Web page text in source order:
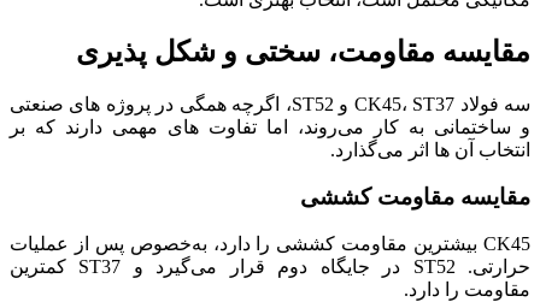
مقایسه مقاومت، سختی و شکل‌ پذیری
سه فولاد CK45، ST37 و ST52، اگرچه همگی در پروژه‌ های صنعتی
و ساختمانی به کار می‌روند، اما تفاوت‌ های مهمی دارند که بر
انتخاب آن‌ ها اثر می‌گذارد.
مقایسه مقاومت کششی
CK45 بیشترین مقاومت کششی را دارد، به‌خصوص پس از عملیات
حرارتی. ST52 در جایگاه دوم قرار می‌گیرد و ST37 کمترین
مقاومت را دارد.